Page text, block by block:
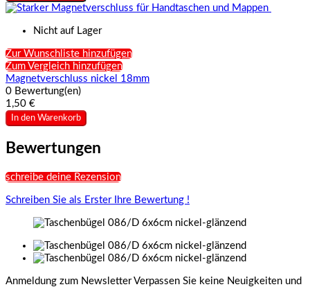
Nicht auf Lager
Zur Wunschliste hinzufügen
Zum Vergleich hinzufügen
Magnetverschluss nickel 18mm
0 Bewertung(en)
1,50 €
In den Warenkorb
Bewertungen
schreibe deine Rezension
Schreiben Sie als Erster Ihre Bewertung !
Anmeldung zum Newsletter Verpassen Sie keine Neuigkeiten und